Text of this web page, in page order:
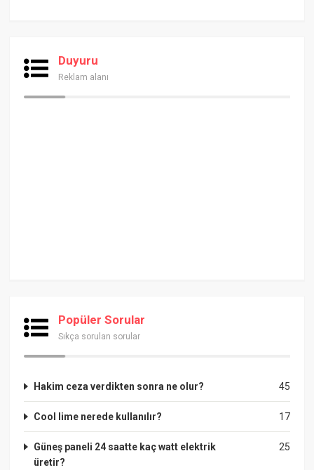
Duyuru
Reklam alanı
Popüler Sorular
Sıkça sorulan sorular
45
Hakim ceza verdikten sonra ne olur?
17
Cool lime nerede kullanılır?
25
Güneş paneli 24 saatte kaç watt elektrik
üretir?